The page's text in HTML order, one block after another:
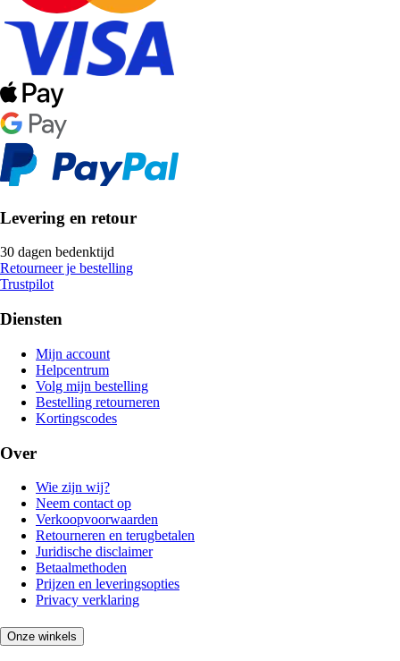
Levering en retour
30 dagen bedenktijd
Retourneer je bestelling
Trustpilot
Diensten
Mijn account
Helpcentrum
Volg mijn bestelling
Bestelling retourneren
Kortingscodes
Over
Wie zijn wij?
Neem contact op
Verkoopvoorwaarden
Retourneren en terugbetalen
Juridische disclaimer
Betaalmethoden
Prijzen en leveringsopties
Privacy verklaring
Onze winkels